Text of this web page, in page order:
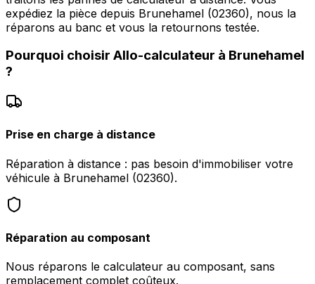
expédiez la pièce depuis Brunehamel (02360), nous la
réparons au banc et vous la retournons testée.
Pourquoi choisir Allo-calculateur à Brunehamel
?
Prise en charge à distance
Réparation à distance : pas besoin d'immobiliser votre
véhicule à Brunehamel (02360).
Réparation au composant
Nous réparons le calculateur au composant, sans
remplacement complet coûteux.